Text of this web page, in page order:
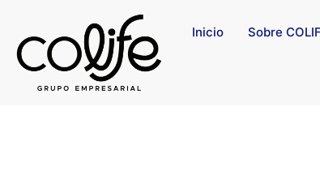
Inicio Sobre